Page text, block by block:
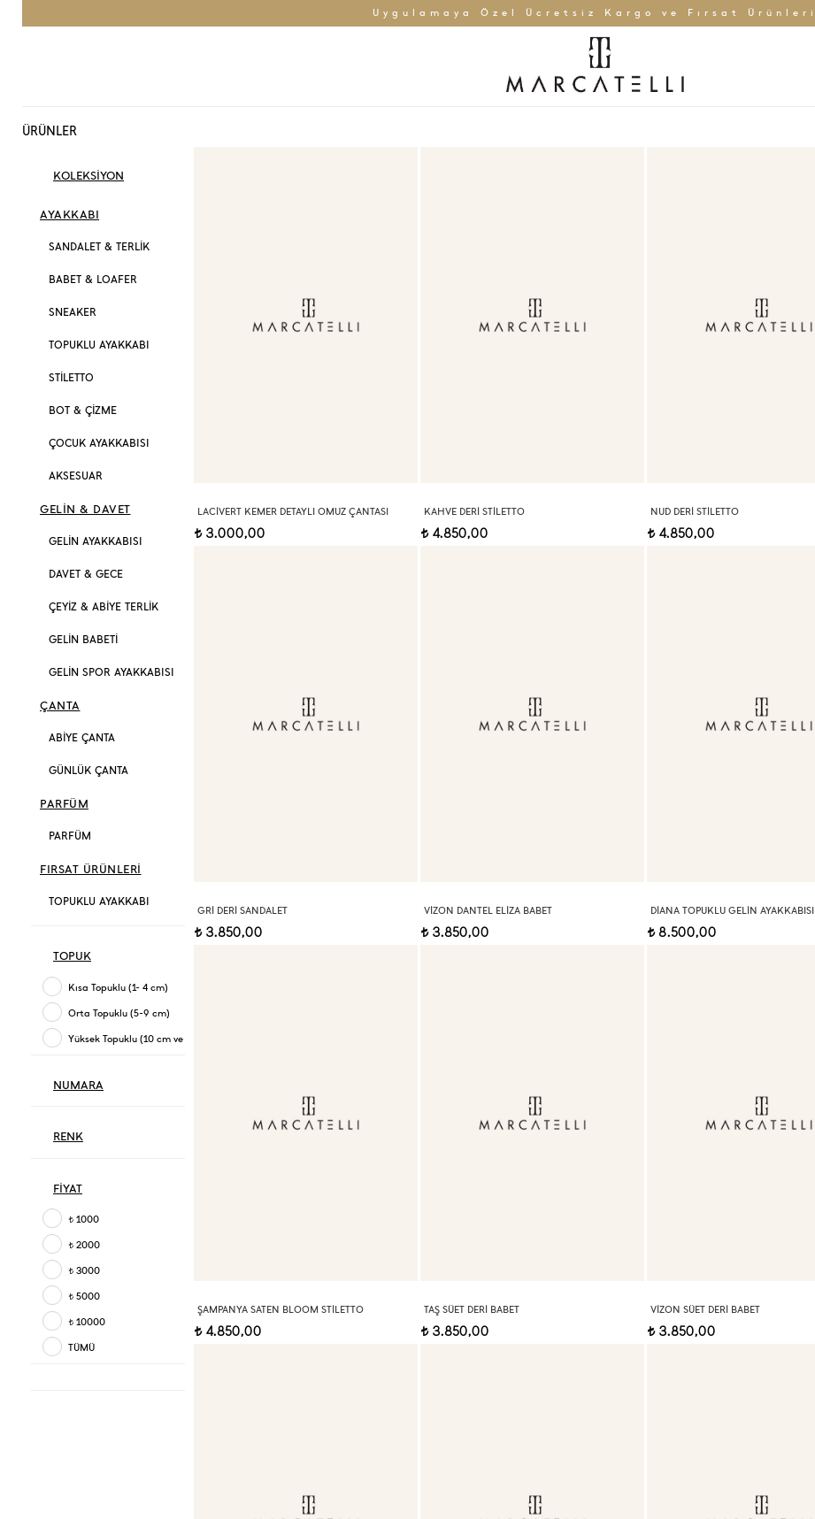
Uygulamaya Özel Ücretsiz Kargo ve Fırsat Ürünleri
ÜRÜNLER
KOLEKSİYON
AYAKKABI
SANDALET & TERLİK
BABET & LOAFER
SNEAKER
TOPUKLU AYAKKABI
STİLETTO
BOT & ÇİZME
ÇOCUK AYAKKABISI
AKSESUAR
GELİN & DAVET
GELİN AYAKKABISI
DAVET & GECE
ÇEYİZ & ABİYE TERLİK
GELİN BABETİ
GELİN SPOR AYAKKABISI
ÇANTA
ABİYE ÇANTA
GÜNLÜK ÇANTA
PARFÜM
PARFÜM
FIRSAT ÜRÜNLERİ
TOPUKLU AYAKKABI
TOPUK
Kısa Topuklu (1- 4 cm)
Orta Topuklu (5-9 cm)
Yüksek Topuklu (10 cm ve üzeri)
NUMARA
RENK
FİYAT
t 1000
t 2000
t 3000
t 5000
t 10000
TÜMÜ
LACIVERT KEMER DETAYLI OMUZ ÇANTASI
t3.000,00
KAHVE DERI STILETTO
t4.850,00
NUD DERI STILETTO
t4.850,00
GRI DERI SANDALET
t3.850,00
VIZON DANTEL ELIZA BABET
t3.850,00
DIANA TOPUKLU GELIN AYAKKABISI
t8.500,00
ŞAMPANYA SATEN BLOOM STILETTO
t4.850,00
TAŞ SÜET DERI BABET
t3.850,00
VIZON SÜET DERI BABET
t3.850,00